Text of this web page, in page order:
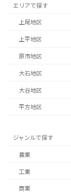
エリアで探す
上尾地区
上平地区
原市地区
大石地区
大谷地区
平方地区
ジャンルで探す
農業
工業
商業